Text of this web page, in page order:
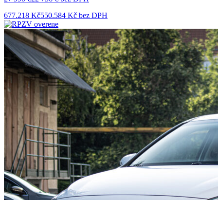
677.218 Kč550.584 Kč bez DPH